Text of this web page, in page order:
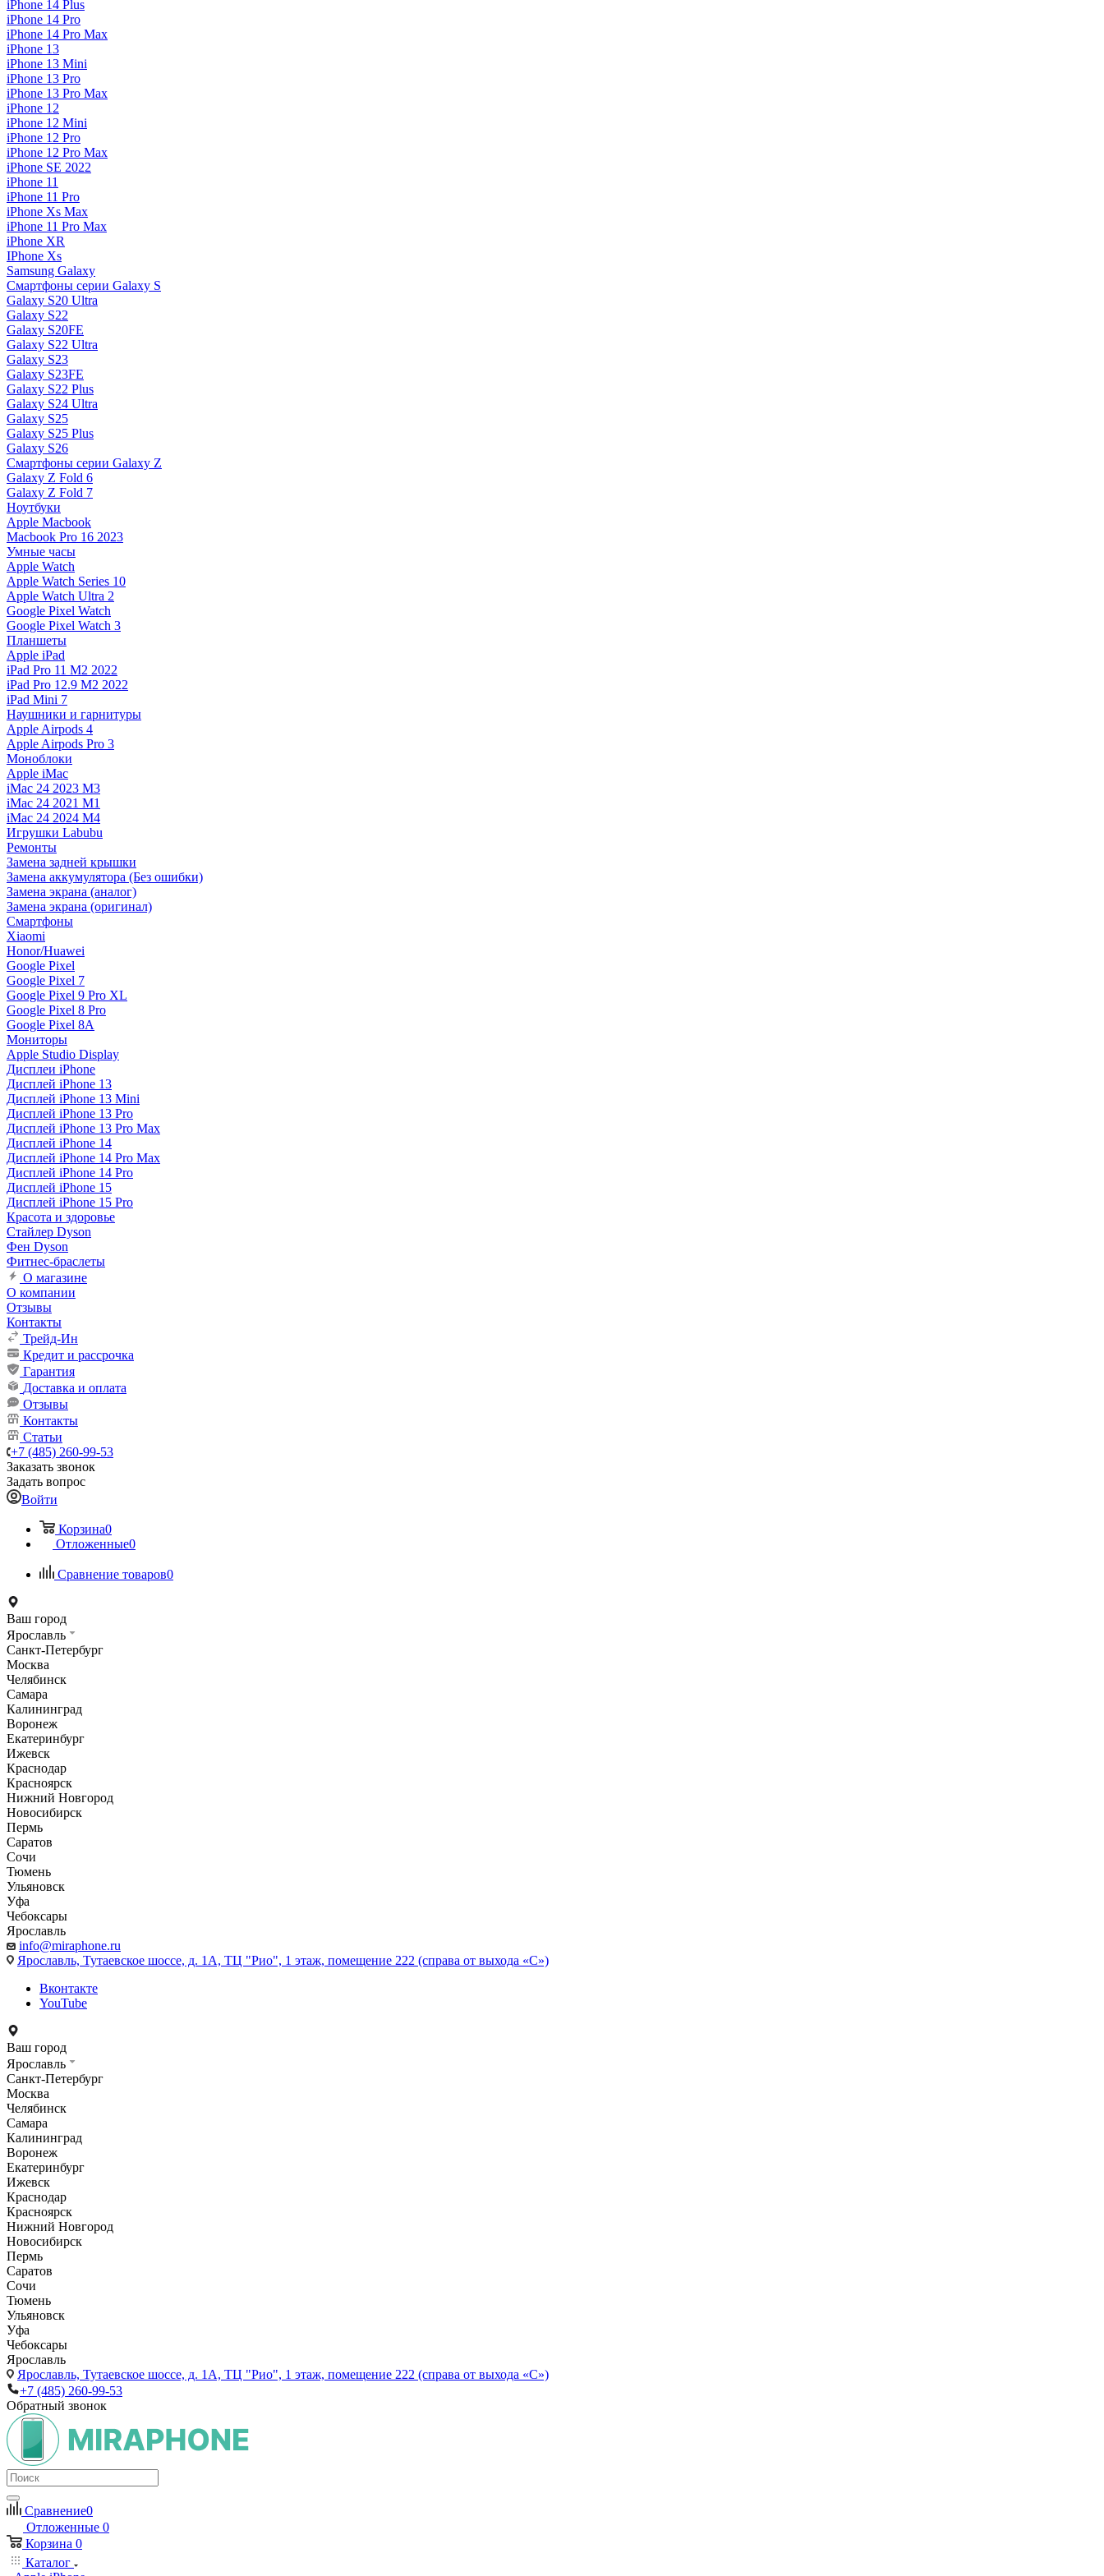
iPhone 14 Plus
iPhone 14 Pro
iPhone 14 Pro Max
iPhone 13
iPhone 13 Mini
iPhone 13 Pro
iPhone 13 Pro Max
iPhone 12
iPhone 12 Mini
iPhone 12 Pro
iPhone 12 Pro Max
iPhone SE 2022
iPhone 11
iPhone 11 Pro
iPhone Xs Max
iPhone 11 Pro Max
iPhone XR
IPhone Xs
Samsung Galaxy
Смартфоны серии Galaxy S
Galaxy S20 Ultra
Galaxy S22
Galaxy S20FE
Galaxy S22 Ultra
Galaxy S23
Galaxy S23FE
Galaxy S22 Plus
Galaxy S24 Ultra
Galaxy S25
Galaxy S25 Plus
Galaxy S26
Смартфоны серии Galaxy Z
Galaxy Z Fold 6
Galaxy Z Fold 7
Ноутбуки
Apple Macbook
Macbook Pro 16 2023
Умные часы
Apple Watch
Apple Watch Series 10
Apple Watch Ultra 2
Google Pixel Watch
Google Pixel Watch 3
Планшеты
Apple iPad
iPad Pro 11 M2 2022
iPad Pro 12.9 M2 2022
iPad Mini 7
Наушники и гарнитуры
Apple Airpods 4
Apple Airpods Pro 3
Моноблоки
Apple iMac
iMac 24 2023 M3
iMac 24 2021 M1
iMac 24 2024 M4
Игрушки Labubu
Ремонты
Замена задней крышки
Замена аккумулятора (Без ошибки)
Замена экрана (аналог)
Замена экрана (оригинал)
Смартфоны
Xiaomi
Honor/Huawei
Google Pixel
Google Pixel 7
Google Pixel 9 Pro XL
Google Pixel 8 Pro
Google Pixel 8A
Мониторы
Apple Studio Display
Дисплеи iPhone
Дисплей iPhone 13
Дисплей iPhone 13 Mini
Дисплей iPhone 13 Pro
Дисплей iPhone 13 Pro Max
Дисплей iPhone 14
Дисплей iPhone 14 Pro Max
Дисплей iPhone 14 Pro
Дисплей iPhone 15
Дисплей iPhone 15 Pro
Красота и здоровье
Стайлер Dyson
Фен Dyson
Фитнес-браслеты
О магазине
О компании
Отзывы
Контакты
Трейд-Ин
Кредит и рассрочка
Гарантия
Доставка и оплата
Отзывы
Контакты
Статьи
+7 (485) 260-99-53
Заказать звонок
Задать вопрос
Войти
Корзина0
Отложенные0
Сравнение товаров0
Ваш город
Ярославль
Санкт-Петербург
Москва
Челябинск
Самара
Калининград
Воронеж
Екатеринбург
Ижевск
Краснодар
Красноярск
Нижний Новгород
Новосибирск
Пермь
Саратов
Сочи
Тюмень
Ульяновск
Уфа
Чебоксары
Ярославль
info@miraphone.ru
Ярославль, Тутаевское шоссе, д. 1А, ТЦ "Рио", 1 этаж, помещение 222 (справа от выхода «С»)
Вконтакте
YouTube
Ваш город
Ярославль
Санкт-Петербург
Москва
Челябинск
Самара
Калининград
Воронеж
Екатеринбург
Ижевск
Краснодар
Красноярск
Нижний Новгород
Новосибирск
Пермь
Саратов
Сочи
Тюмень
Ульяновск
Уфа
Чебоксары
Ярославль
Ярославль, Тутаевское шоссе, д. 1А, ТЦ "Рио", 1 этаж, помещение 222 (справа от выхода «С»)
+7 (485) 260-99-53
Обратный звонок
Сравнение0
Отложенные 0
Корзина 0
Каталог